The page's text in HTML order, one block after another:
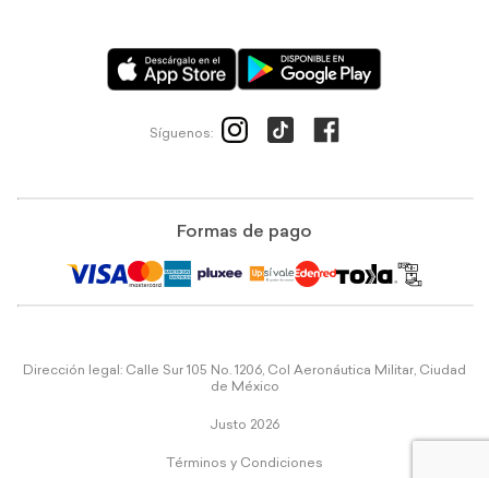
Síguenos:
Formas de pago
Dirección legal: Calle Sur 105 No. 1206, Col Aeronáutica Militar, Ciudad
de México
Justo 2026
Términos y Condiciones